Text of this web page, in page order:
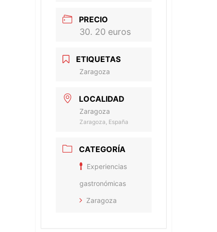
PRECIO
30. 20 euros
ETIQUETAS
Zaragoza
LOCALIDAD
Zaragoza
Zaragoza, España
CATEGORÍA
Experiencias
gastronómicas
Zaragoza